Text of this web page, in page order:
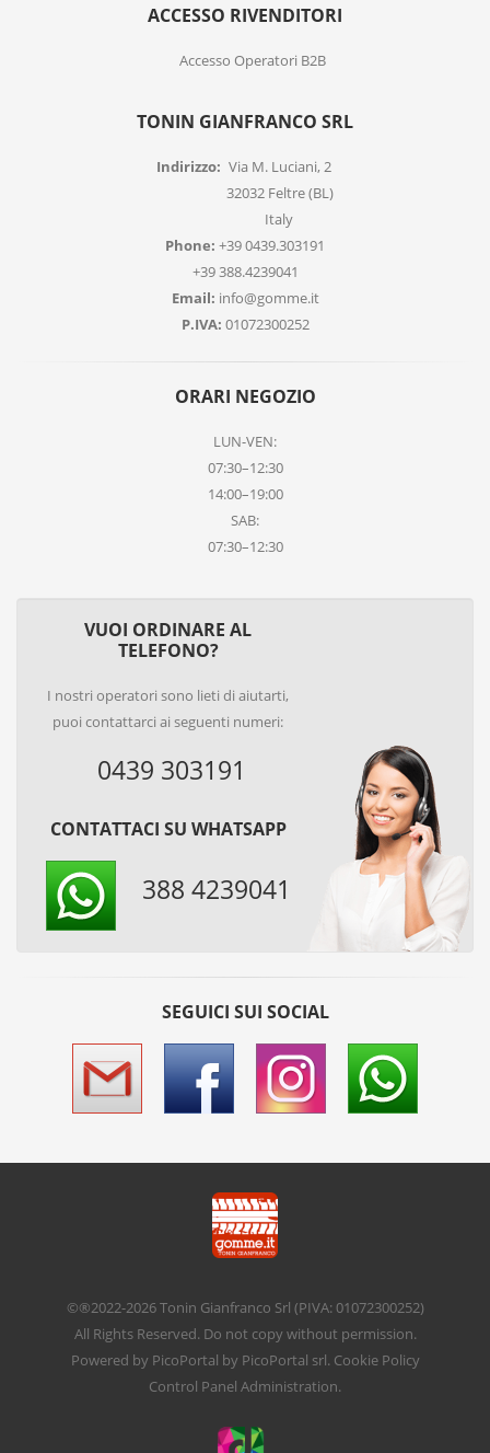
ACCESSO RIVENDITORI
Accesso Operatori B2B
TONIN GIANFRANCO SRL
Indirizzo: Via M. Luciani, 2
32032 Feltre (BL)
Italy
Phone: +39 0439.303191
+39 388.4239041
Email: info@gomme.it
P.IVA: 01072300252
ORARI NEGOZIO
LUN-VEN:
07:30–12:30
14:00–19:00
SAB:
07:30–12:30
VUOI ORDINARE AL
TELEFONO?
I nostri operatori sono lieti di aiutarti,
puoi contattarci ai seguenti numeri:
0439 303191
CONTATTACI SU WHATSAPP
388 4239041
SEGUICI SUI SOCIAL
©®2022-2026Tonin Gianfranco Srl (PIVA: 01072300252)
All Rights Reserved. Do not copy without permission.
Powered by PicoPortal by PicoPortal srl. Cookie Policy
Control Panel Administration.